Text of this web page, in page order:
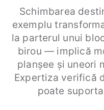
Schimbarea
exemplu
la parterul unui
birou — implică
planșee și uneori
Expertiza verifică
poate